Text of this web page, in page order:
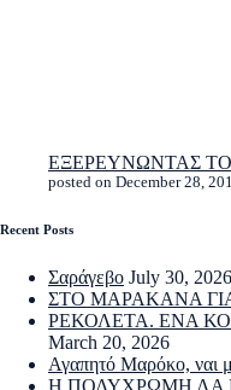
ΕΞΕΡΕΥΝΩΝΤΑΣ
posted on December 28,
Recent Posts
Σαράγεβο July 30, 2026
ΣΤΟ ΜΑΡΑΚΑΝΑ
ΡΕΚΟΛΕΤΑ. ΕΝΑ
March 20, 2026
Αγαπητό Μαρόκο, ναι
Η ΠΟΛΥΧΡΩΜΗ ΛΑ